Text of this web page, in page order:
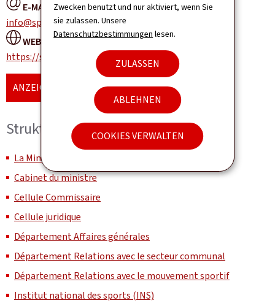
Zwecken benutzt und nur aktiviert, wenn Sie
sie zulassen. Unsere
Datenschutzbestimmungen lesen.
ZULASSEN
ABLEHNEN
COOKIES VERWALTEN
E-MAIL:
info@sport.public.lu
WEBSITE:
https://sports.public.lu
ANZEIGE DER KARTE
Struktur und Organisation
La Ministre et le secrétariat ministériel
Cabinet du ministre
Cellule Commissaire
Cellule juridique
Département Affaires générales
Département Relations avec le secteur communal
Département Relations avec le mouvement sportif
Institut national des sports (INS)